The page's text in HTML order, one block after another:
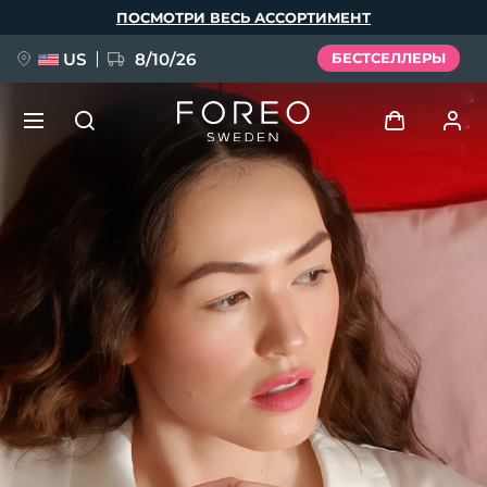
ПОСМОТРИ ВЕСЬ АССОРТИМЕНТ
US 8/10/26 БЕСТСЕЛЛЕРЫ
Войти
Профиль пользователя
Мои приборы
Мои заказы
Мои адреса
Мои подписки
FAQ™ Pure Beauty-Tech Elixir
BREAKING NEWS
issa™ Teeth Whitening Set
Язык
English Deutsch
Español
Français
Português
Polski
Svenska
Русский
Türkçe
简体中文 繁體中文